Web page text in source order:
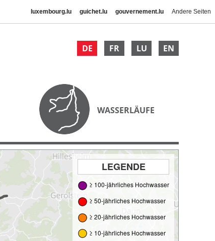
luxembourg.lu guichet.lu gouvernement.lu Andere Seiten
DE FR LU EN
WASSERLÄUFE
LEGENDE
≥ 100-jährliches Hochwasser
≥ 50-jährliches Hochwasser
≥ 20-jährliches Hochwasser
≥ 10-jährliches Hochwasser